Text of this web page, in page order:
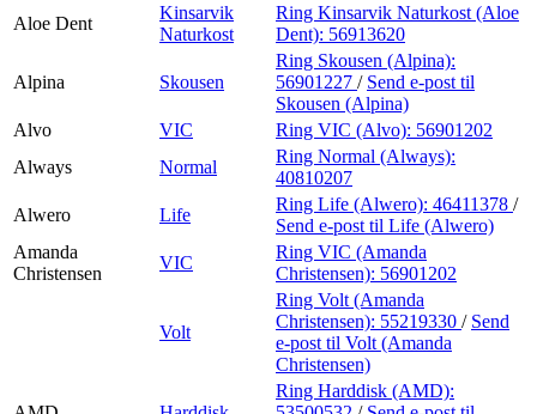
Aloe Dent
Kinsarvik
Naturkost
Ring Kinsarvik Naturkost (Aloe
Dent): 56913620
Alpina Skousen
Ring Skousen (Alpina):
56901227 / Send e-post til
Skousen (Alpina)
Alvo
VIC Ring VIC (Alvo): 56901202
Always
Normal
Ring Normal (Always):
40810207
Alwero
Life
Ring Life (Alwero): 46411378 /
Send e-post til Life (Alwero)
Amanda
Christensen
VIC
Ring VIC (Amanda
Christensen): 56901202
Volt
Ring Volt (Amanda
Christensen): 55219330 / Send
e-post til Volt (Amanda
Christensen)
Ring Harddisk (AMD):